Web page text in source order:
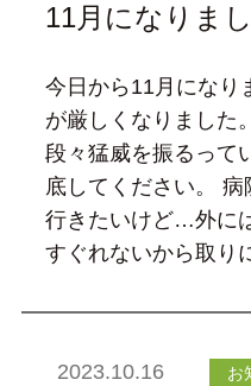
11月になりま
今日から11月になり
が厳しくなりました
段々猛威を振るって
底してください。
行きたいけど…外に
すぐれないから取り
2023.10.16 お